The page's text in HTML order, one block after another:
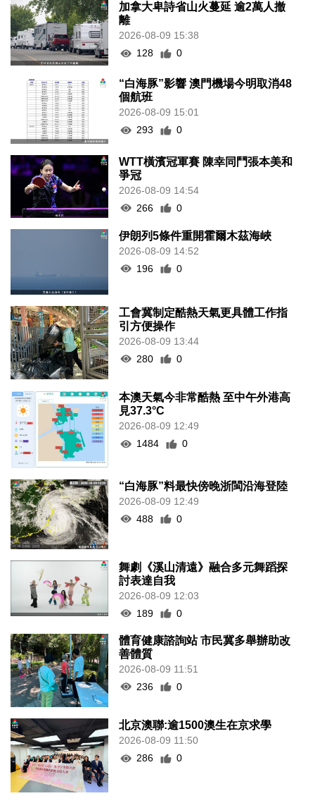
加拿大卑詩省山火蔓延 逾2萬人撤
離
2026-08-09 15:38
128
0
“白海豚”影響 澳門機場今明取消48
個航班
2026-08-09 15:01
293
0
WTT橫濱冠軍賽 陳幸同鬥張本美和
爭冠
2026-08-09 14:54
266
0
伊朗列5條件重開霍爾木茲海峽
2026-08-09 14:52
196
0
工會冀制定酷熱天氣更具體工作指
引方便操作
2026-08-09 13:44
280
0
本澳天氣今非常酷熱 至中午外港高
見37.3°C
2026-08-09 12:49
1484
0
“白海豚”料最快傍晚浙閩沿海登陸
2026-08-09 12:49
488
0
舞劇《溪山清遠》融合多元舞蹈探
討表達自我
2026-08-09 12:03
189
0
體育健康諮詢站 市民冀多舉辦助改
善體質
2026-08-09 11:51
236
0
北京澳聯:逾1500澳生在京求學
2026-08-09 11:50
286
0